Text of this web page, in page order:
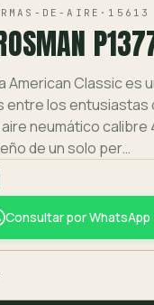
DE-AIRE · 15613
American Classic es
entre los entusiastas
neumático calibre
de un solo per…
Consultar por WhatsApp